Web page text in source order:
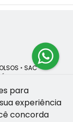
• SAC
DE COOKIES
0001-13
para
experiência
concorda